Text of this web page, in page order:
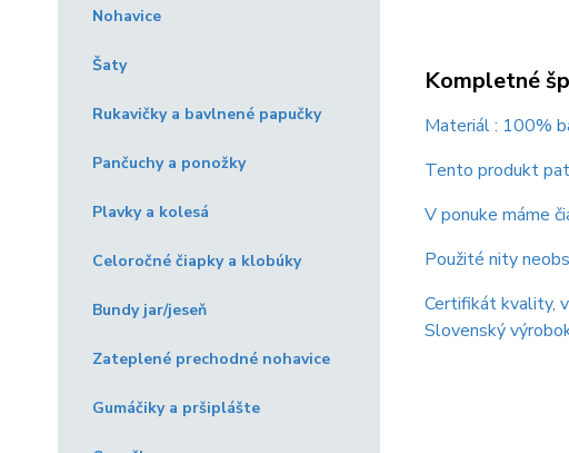
Nohavice
Šaty
Rukavičky a bavlnené papučky
Pančuchy a ponožky
Plavky a kolesá
Celoročné čiapky a klobúky
Bundy jar/jeseň
Zateplené prechodné nohavice
Gumáčiky a pršiplášte
Kompletné
Materiál : 100%
Tento produkt
V ponuke máme
Použité nity
Certifikát kvality,
Slovenský